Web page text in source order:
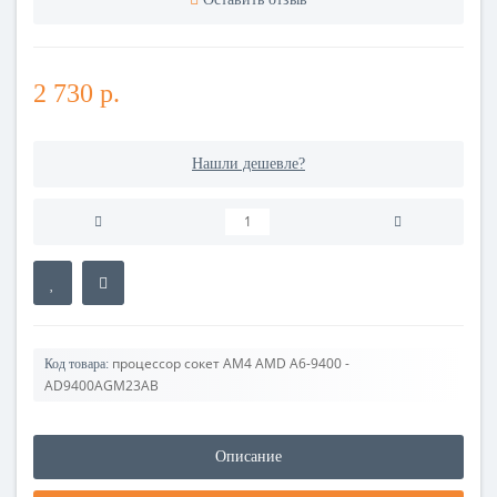
2 730 р.
Нашли дешевле?
Код товара: процессор сокет AM4 AMD A6-9400 -
AD9400AGM23AB
Описание